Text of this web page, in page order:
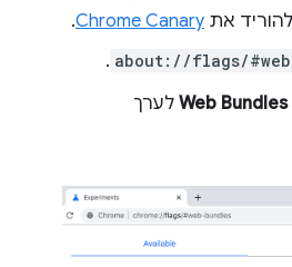
את Chrome Canary
.
about://flags/
.
Web Bundles לערך